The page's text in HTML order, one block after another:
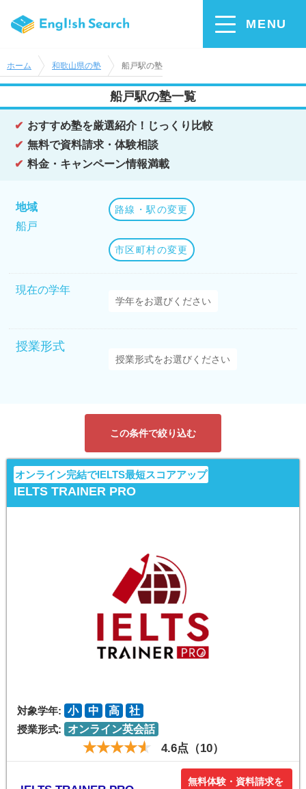
MENU
ホーム 和歌山県の塾 船戸駅の塾
船戸駅の塾一覧
おすすめ塾を厳選紹介！じっくり比較
無料で資料請求・体験相談
料金・キャンペーン情報満載
地域
船戸
路線・駅の変更
市区町村の変更
現在の学年
授業形式
この条件で絞り込む
オンライン完結でIELTS最短スコアアップ
IELTS TRAINER PRO
対象学年: 小 中 高
社
授業形式:
オンライン英会話
4.6点（10）
無料体験・資料請求を